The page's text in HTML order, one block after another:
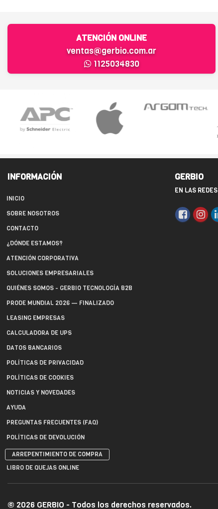
ATENCIÓN ONLINE
ventas@gerbio.com.ar
1125034830
INFORMACIÓN
INICIO
SOBRE NOSOTROS
CONTACTO
¿DÓNDE ESTAMOS?
ATENCIÓN CORPORATIVA
SOLUCIONES EMPRESARIALES
QUIÉNES SOMOS - GERBIO TECNOLOGÍA B2B
PRODE MUNDIAL 2026 — FINALIZADO
LEASING EMPRESAS
CALCULADORA DE UPS
DATOS BANCARIOS
POLÍTICAS DE PRIVACIDAD
POLÍTICAS DE COOKIES
NOTICIAS Y NOVEDADES
AYUDA
PREGUNTAS FRECUENTES (FAQ)
POLÍTICAS DE DEVOLUCIÓN
ARREPENTIMIENTO DE COMPRA
LIBRO DE QUEJAS ONLINE
GERBIO
EN LAS REDES
© 2026 GERBIO - Todos los derechos reservados.